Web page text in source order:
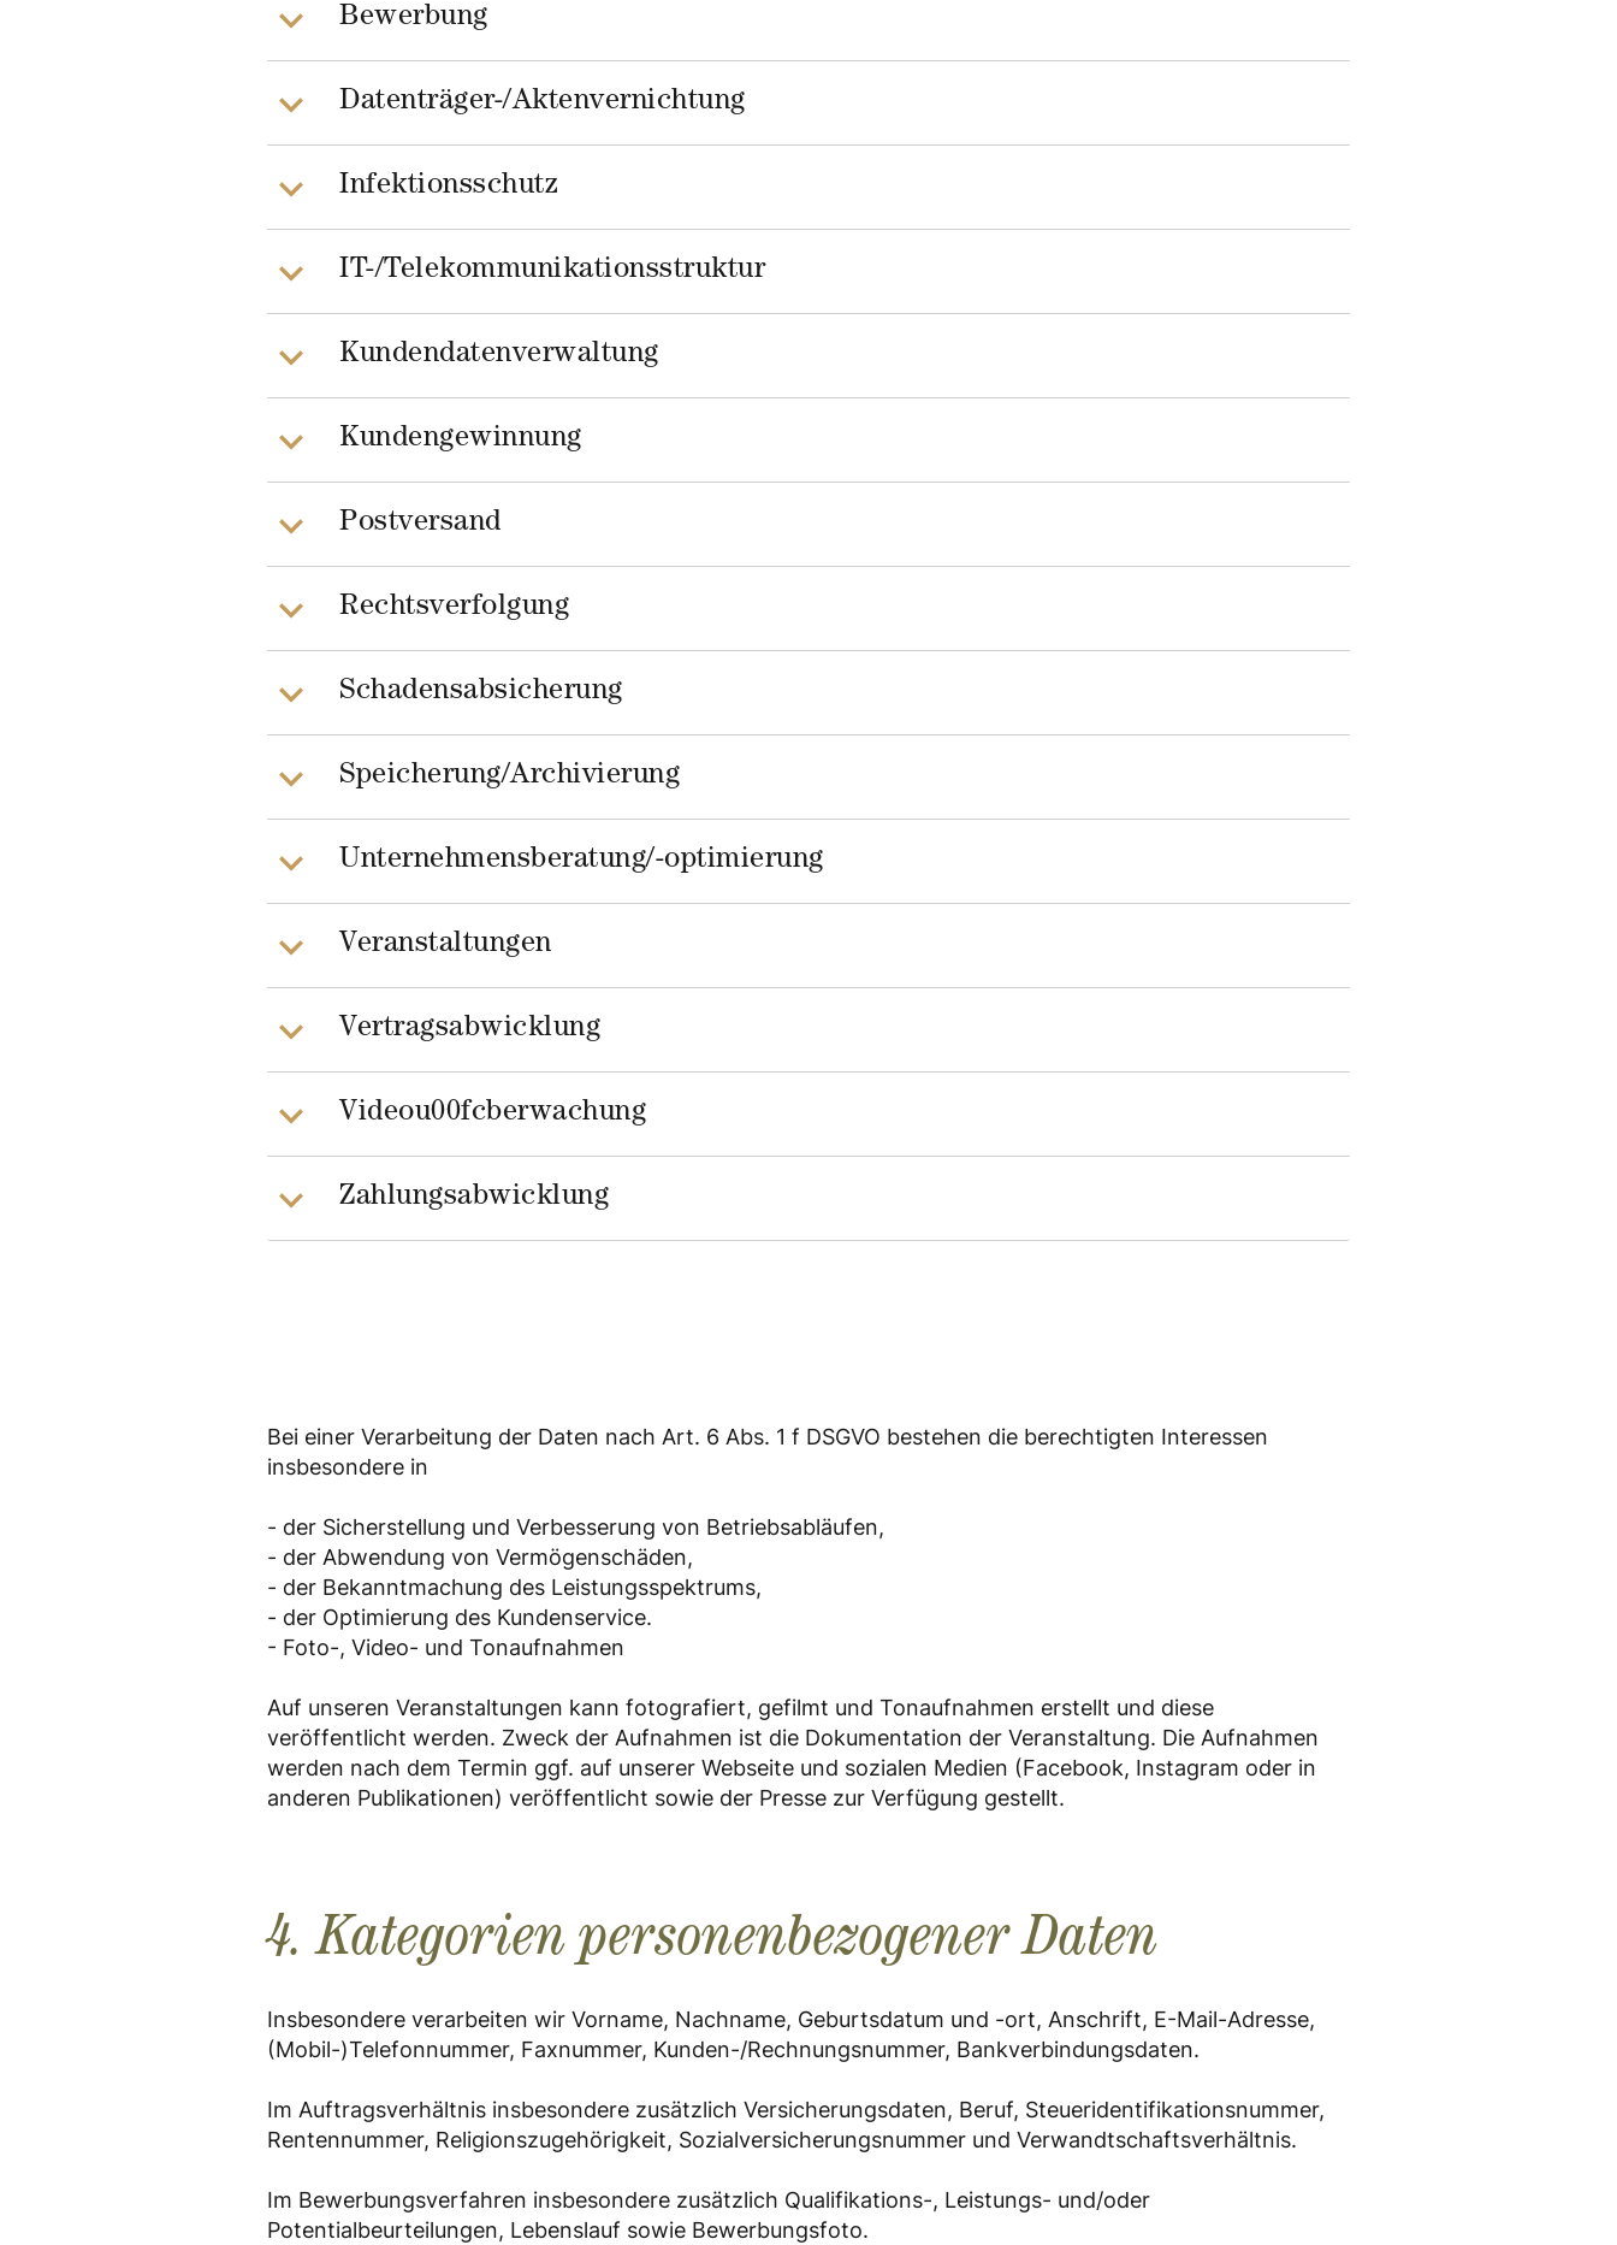
Bewerbung
Datenträger-/Aktenvernichtung
Infektionsschutz
IT-/Telekommunikationsstruktur
Kundendatenverwaltung
Kundengewinnung
Postversand
Rechtsverfolgung
Schadensabsicherung
Speicherung/Archivierung
Unternehmensberatung/-optimierung
Veranstaltungen
Vertragsabwicklung
Videou00fcberwachung
Zahlungsabwicklung
Bei einer Verarbeitung der Daten nach Art. 6 Abs. 1 f DSGVO bestehen die berechtigten Interessen
insbesondere in
- der Sicherstellung und Verbesserung von Betriebsabläufen,
- der Abwendung von Vermögenschäden,
- der Bekanntmachung des Leistungsspektrums,
- der Optimierung des Kundenservice.
- Foto-, Video- und Tonaufnahmen
Auf unseren Veranstaltungen kann fotografiert, gefilmt und Tonaufnahmen erstellt und diese
veröffentlicht werden. Zweck der Aufnahmen ist die Dokumentation der Veranstaltung. Die Aufnahmen
werden nach dem Termin ggf. auf unserer Webseite und sozialen Medien (Facebook, Instagram oder in
anderen Publikationen) veröffentlicht sowie der Presse zur Verfügung gestellt.
4. Kategorien personenbezogener Daten
Insbesondere verarbeiten wir Vorname, Nachname, Geburtsdatum und -ort, Anschrift, E-Mail-Adresse,
(Mobil-)Telefonnummer, Faxnummer, Kunden-/Rechnungsnummer, Bankverbindungsdaten.
Im Auftragsverhältnis insbesondere zusätzlich Versicherungsdaten, Beruf, Steueridentifikationsnummer,
Rentennummer, Religionszugehörigkeit, Sozialversicherungsnummer und Verwandtschaftsverhältnis.
Im Bewerbungsverfahren insbesondere zusätzlich Qualifikations-, Leistungs- und/oder
Potentialbeurteilungen, Lebenslauf sowie Bewerbungsfoto.